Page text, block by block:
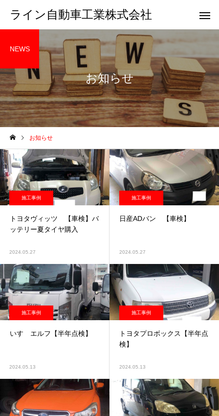
ライン自動車工業株式会社
お知らせ
NEWS
お知らせ
施工事例
トヨタヴィッツ 【車検】バ
ッテリー夏タイヤ購入
2024.05.27
施工事例
日産ADバン 【車検】
2024.05.27
施工事例
いすゞエルフ【半年点検】
2024.05.13
施工事例
トヨタプロボックス【半年点
検】
2024.05.13